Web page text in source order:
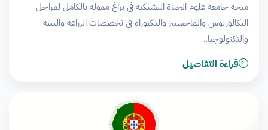
منحة جامعة علوم الحياة التشيكية في براغ ممولة بالكامل لمراحل
البكالوريوس والماجستير والدكتوراه في تخصصات الزراعة والبيئة
والتكنولوجيا…
قراءة التفاصيل